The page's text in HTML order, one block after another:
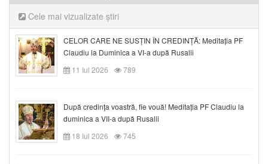
Cele mai vizualizate știri
CELOR CARE NE SUSȚIN ÎN CREDINȚĂ: Meditația PF
Claudiu la Duminica a VI-a după Rusalii
11 Iul 2026
789
După credinţa voastră, fie vouă! Meditația PF Claudiu la
duminica a VII-a după Rusalii
18 Iul 2026
745